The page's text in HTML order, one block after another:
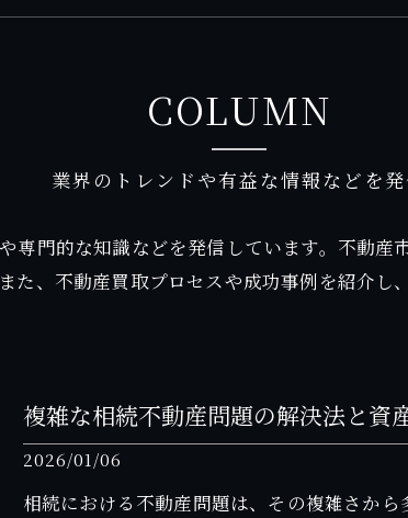
COLUMN
業界のトレンドや有益な情報などを
専門的な知識などを発信しています。不動
た、不動産買取プロセスや成功事例を紹介
複雑な相続不動産問題の解決法と資
2026/01/06
相続における不動産問題は、その複雑さか